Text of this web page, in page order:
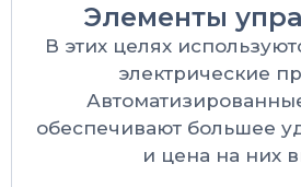
Элементы
В этих целях
электрические
обеспечивают большее
и цена на них